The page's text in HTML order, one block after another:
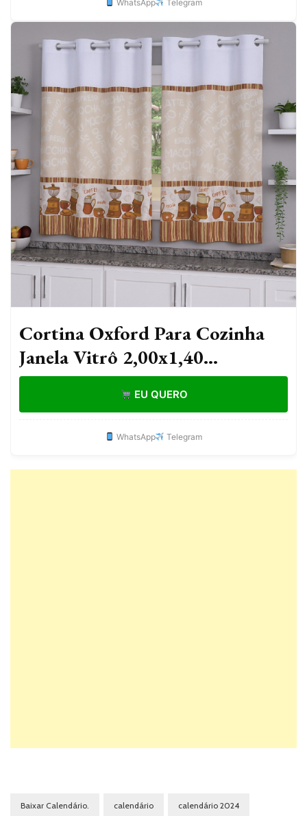
WhatsApp Telegram
Cortina Oxford Para Cozinha
Janela Vitrô 2,00x1,40
Estampada Lisa Com Forro
Poliéster Lavável Moderna
EU QUERO
WhatsApp Telegram
Baixar Calendário. calendário calendário 2024